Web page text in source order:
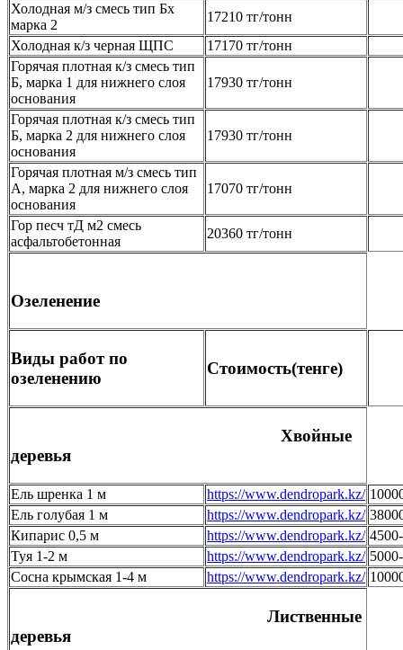
Холодная м/з смесь тип Бх
марка 2
17210 тг/тонн
Холодная к/з черная ЩПС
17170 тг/тонн
Горячая плотная к/з смесь тип
Б, марка 1 для нижнего слоя
основания
17930 тг/тонн
Горячая плотная к/з смесь тип
Б, марка 2 для нижнего слоя
основания
17930 тг/тонн
Горячая плотная м/з смесь тип
А, марка 2 для нижнего слоя
основания
17070 тг/тонн
Гор песч тД м2 смесь
асфальтобетонная
20360 тг/тонн
Озеленение
Виды работ по
озеленению
Стоимость(тенге)
Хвойные
деревья
Ель шренка 1 м https://www.dendropark.kz/
Ель голубая 1 м
https://www.dendropark.kz/
Кипарис 0,5 м
https://www.dendropark.kz/
Туя 1-2 м
https://www.dendropark.kz/
Сосна крымская 1-4 м
https://www.dendropark.kz/
Лиственные
деревья